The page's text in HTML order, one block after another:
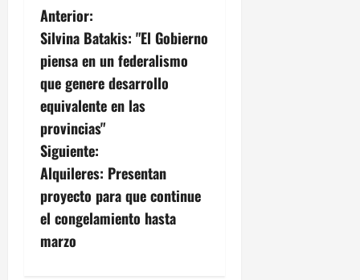
N
a
v
e
g
a
c
i
Anterior:
Silvina Batakis: "El Gobierno
piensa en un federalismo
que genere desarrollo
equivalente en las
provincias"
Siguiente:
Alquileres: Presentan
proyecto para que continue
el congelamiento hasta
marzo